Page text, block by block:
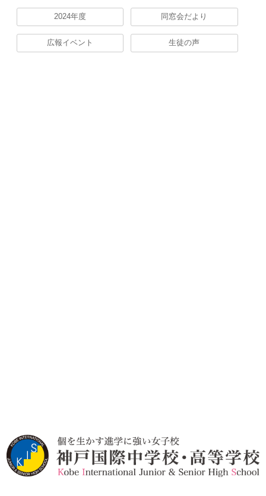
2024年度 同窓会だより
広報イベント 生徒の声